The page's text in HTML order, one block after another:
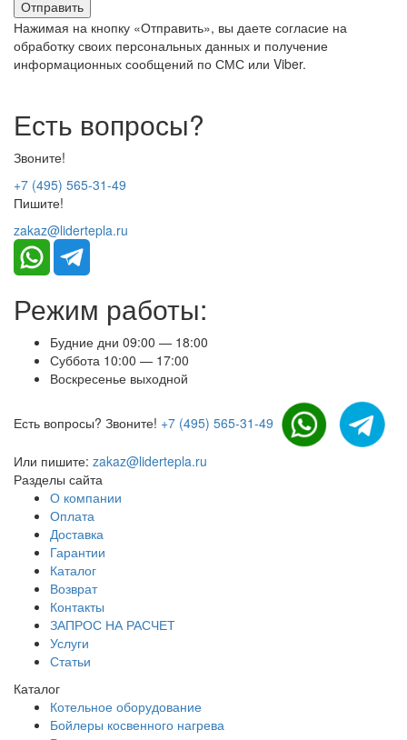
Нажимая на кнопку «Отправить», вы даете согласие на
обработку своих персональных данных и получение
информационных сообщений по СМС или Viber.
Есть вопросы?
Звоните!
+7 (495) 565-31-49
Пишите!
zakaz@lidertepla.ru
Режим работы:
Будние дни 09:00 — 18:00
Суббота 10:00 — 17:00
Воскресенье выходной
Есть вопросы? Звоните! +7 (495) 565-31-49
Или пишите: zakaz@lidertepla.ru
Разделы сайта
О компании
Оплата
Доставка
Гарантии
Каталог
Возврат
Контакты
ЗАПРОС НА РАСЧЕТ
Услуги
Статьи
Каталог
Котельное оборудование
Бойлеры косвенного нагрева